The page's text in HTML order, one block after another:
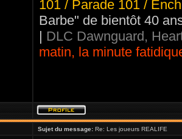
101 / Parade 101 /
Barbe" de bientôt 40
| DLC Dawnguard,
matin, la minute
Sujet du message: Re: Les joueurs REALIFE